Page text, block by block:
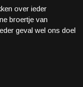
over ieder
broertje van
geval wel ons doel